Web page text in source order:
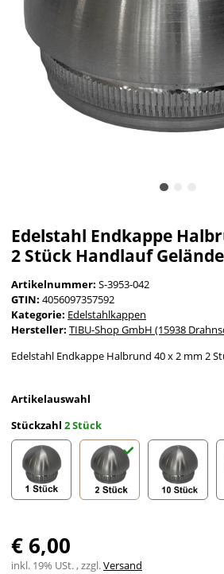
Edelstahl Endkappe
2 Stück Handlauf
Artikelnummer: S-3953-042
GTIN: 4056097357592
Kategorie: Edelstahlkappen
Hersteller: TIBU-Shop GmbH (15938
Edelstahl Endkappe Halbrund 40 x 2 mm 2
Artikelauswahl
Stückzahl 2 Stück
€ 6,00
inkl. 19% USt. , zzgl.Versand